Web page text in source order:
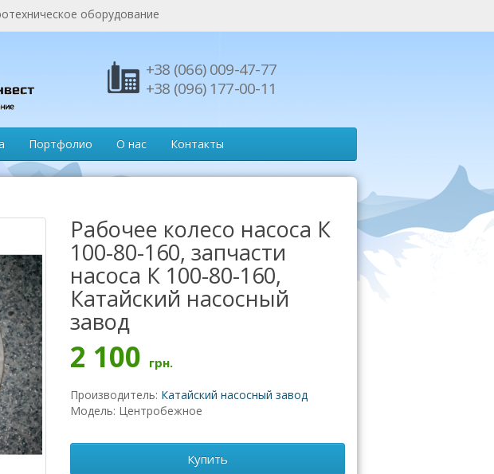
оборудование
+38 (066) 009-47-77
+38 (096) 177-00-11
Портфолио О нас Контакты
Рабочее колесо насоса К
100-80-160, запчасти
насоса К 100-80-160,
Катайский насосный
завод
2 100 грн.
Производитель: Катайский насосный завод
Модель: Центробежное
Купить